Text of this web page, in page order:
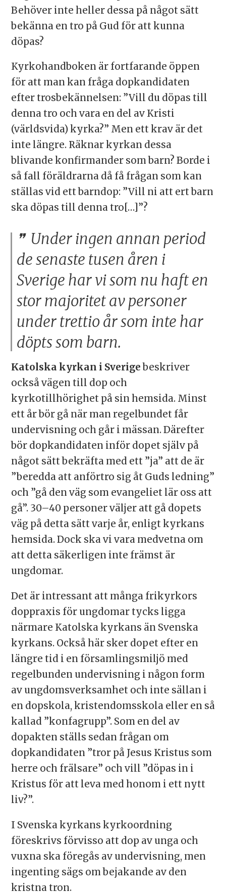
Behöver inte heller dessa på något sätt
bekänna en tro på Gud för att kunna
döpas?
Kyrkohandboken är fortfarande öppen
för att man kan fråga dopkandidaten
efter trosbekännelsen: ”Vill du döpas till
denna tro och vara en del av Kristi
(världsvida) kyrka?” Men ett krav är det
inte längre. Räknar kyrkan dessa
blivande konfirmander som barn? Borde i
så fall föräldrarna då få frågan som kan
ställas vid ett barndop: ”Vill ni att ert barn
ska döpas till denna tro[…]”?
Under ingen annan period
de senaste tusen åren i
Sverige har vi som nu haft en
stor majoritet av personer
under trettio år som inte har
döpts som barn.
Katolska kyrkan i Sverigebeskriver
också vägen till dop och
kyrkotillhörighet på sin hemsida. Minst
ett år bör gå när man regelbundet får
undervisning och går i mässan. Därefter
bör dopkandidaten inför dopet själv på
något sätt bekräfta med ett ”ja” att de är
”beredda att anförtro sig åt Guds ledning”
och ”gå den väg som evangeliet lär oss att
gå”. 30–40 personer väljer att gå dopets
väg på detta sätt varje år, enligt kyrkans
hemsida. Dock ska vi vara medvetna om
att detta säkerligen inte främst är
ungdomar.
Det är intressant att många frikyrkors
doppraxis för ungdomar tycks ligga
närmare Katolska kyrkans än Svenska
kyrkans. Också här sker dopet efter en
längre tid i en församlingsmiljö med
regelbunden undervisning i någon form
av ungdomsverksamhet och inte sällan i
en dopskola, kristendomsskola eller en så
kallad ”konfagrupp”. Som en del av
dopakten ställs sedan frågan om
dopkandidaten ”tror på Jesus Kristus som
herre och frälsare” och vill ”döpas in i
Kristus för att leva med honom i ett nytt
liv?”.
I Svenska kyrkans kyrkoordning
föreskrivs förvisso att dop av unga och
vuxna ska föregås av undervisning, men
ingenting sägs om bejakande av den
kristna tron.